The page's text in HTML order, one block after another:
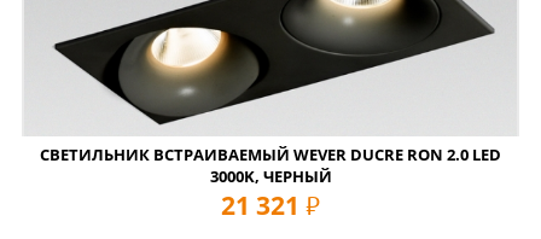
СВЕТИЛЬНИК ВСТРАИВАЕМЫЙ WEVER DUCRE RON 2.0 LED
3000K, ЧЕРНЫЙ
21 321 руб